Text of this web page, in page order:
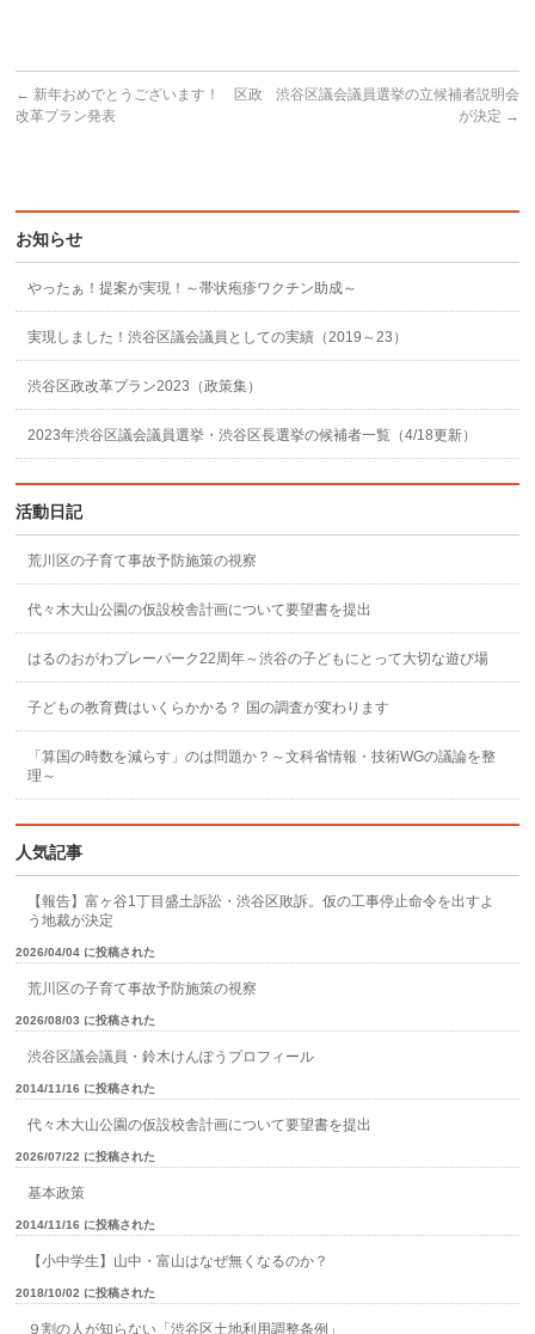
← 新年おめでとうございます！ 区政
改革プラン発表
渋谷区議会議員選挙の立候補者説明会
が決定 →
お知らせ
やったぁ！提案が実現！～帯状疱疹ワクチン助成～
実現しました！渋谷区議会議員としての実績（2019～23）
渋谷区政改革プラン2023（政策集）
2023年渋谷区議会議員選挙・渋谷区長選挙の候補者一覧（4/18更新）
活動日記
荒川区の子育て事故予防施策の視察
代々木大山公園の仮設校舎計画について要望書を提出
はるのおがわプレーパーク22周年～渋谷の子どもにとって大切な遊び場
子どもの教育費はいくらかかる？ 国の調査が変わります
「算国の時数を減らす」のは問題か？～文科省情報・技術WGの議論を整
理～
人気記事
【報告】富ヶ谷1丁目盛土訴訟・渋谷区敗訴。仮の工事停止命令を出すよ
う地裁が決定
2026/04/04 に投稿された
荒川区の子育て事故予防施策の視察
2026/08/03 に投稿された
渋谷区議会議員・鈴木けんぽうプロフィール
2014/11/16 に投稿された
代々木大山公園の仮設校舎計画について要望書を提出
2026/07/22 に投稿された
基本政策
2014/11/16 に投稿された
【小中学生】山中・富山はなぜ無くなるのか？
2018/10/02 に投稿された
９割の人が知らない「渋谷区土地利用調整条例」